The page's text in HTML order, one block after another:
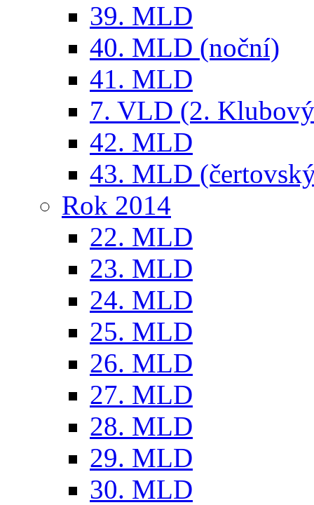
39. MLD
40. MLD (noční)
41. MLD
7. VLD (2.
42. MLD
43. MLD
Rok 2014
22. MLD
23. MLD
24. MLD
25. MLD
26. MLD
27. MLD
28. MLD
29. MLD
30. MLD